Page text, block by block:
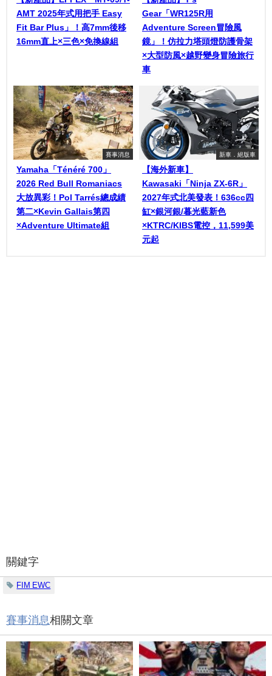
AMT 2025年式用把手 Easy
Fit Bar Plus」！高7mm後移
16mm直上×三色×免換線組
Gear「WR125R用
Adventure Screen冒險風
鏡」！仿拉力塔頭燈防護骨架
×大型防風×越野變身冒險旅行
車
賽事消息
Yamaha「Ténéré 700」
2026 Red Bull Romaniacs
大放異彩！Pol Tarrés總成績
第二×Kevin Gallais第四
×Adventure Ultimate組
新車．絕版車
【海外新車】
Kawasaki「Ninja ZX-6R」
2027年式北美發表！636cc四
缸×銀河銀/暮光藍新色
×KTRC/KIBS電控，11,599美
元起
關鍵字
FIM EWC
賽事消息相關文章